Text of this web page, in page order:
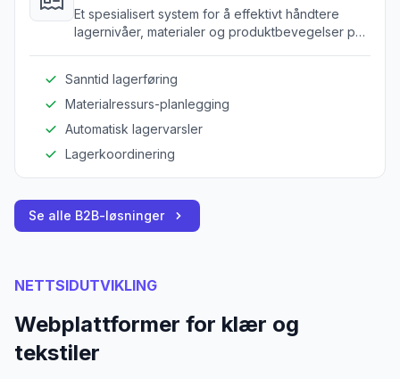
Et spesialisert system for å effektivt håndtere
lagernivåer, materialer og produktbevegelser på
Sanntid lagerføring
Materialressurs-planlegging
Automatisk lagervarsler
Lagerkoordinering
Se alle B2B-løsninger
NETTSIDUTVIKLING
Webplattformer for klær og
tekstiler